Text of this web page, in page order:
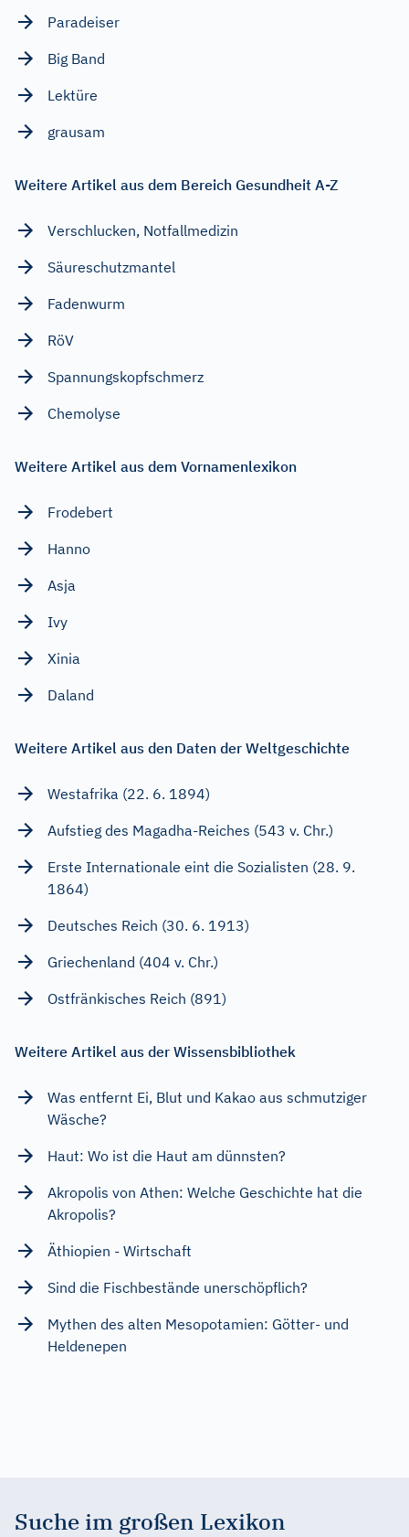
Paradeiser
Big Band
Lektüre
grausam
Weitere Artikel aus dem Bereich Gesundheit A-Z
Verschlucken, Notfallmedizin
Säureschutzmantel
Fadenwurm
RöV
Spannungskopfschmerz
Chemolyse
Weitere Artikel aus dem Vornamenlexikon
Frodebert
Hanno
Asja
Ivy
Xinia
Daland
Weitere Artikel aus den Daten der Weltgeschichte
Westafrika (22. 6. 1894)
Aufstieg des Magadha-Reiches (543 v. Chr.)
Erste Internationale eint die Sozialisten (28. 9.
1864)
Deutsches Reich (30. 6. 1913)
Griechenland (404 v. Chr.)
Ostfränkisches Reich (891)
Weitere Artikel aus der Wissensbibliothek
Was entfernt Ei, Blut und Kakao aus schmutziger
Wäsche?
Haut: Wo ist die Haut am dünnsten?
Akropolis von Athen: Welche Geschichte hat die
Akropolis?
Äthiopien - Wirtschaft
Sind die Fischbestände unerschöpflich?
Mythen des alten Mesopotamien: Götter- und
Heldenepen
Suche im großen Lexikon